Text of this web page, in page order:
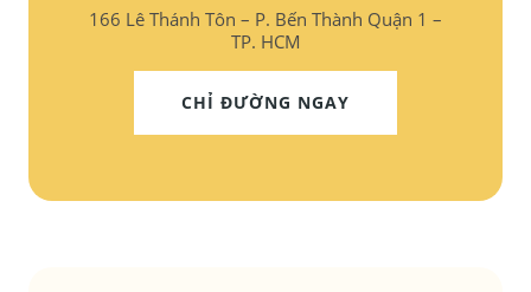
166 Lê Thánh Tôn – P. Bến Thành Quận 1 –
TP. HCM
CHỈ ĐƯỜNG NGAY